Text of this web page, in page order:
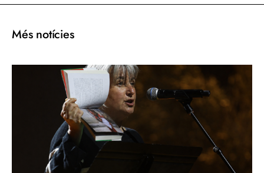
Més notícies